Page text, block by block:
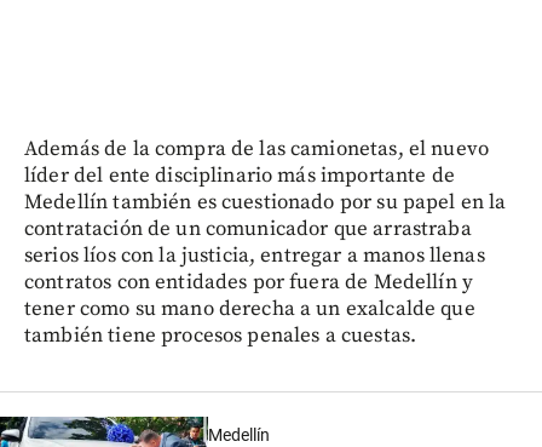
Además de la compra de las camionetas, el nuevo
líder del ente disciplinario más importante de
Medellín también es cuestionado por su papel en la
contratación de un comunicador que arrastraba
serios líos con la justicia, entregar a manos llenas
contratos con entidades por fuera de Medellín y
tener como su mano derecha a un exalcalde que
también tiene procesos penales a cuestas.
Medellín